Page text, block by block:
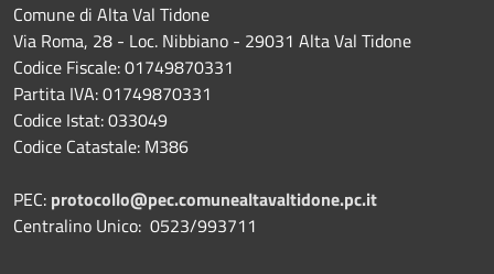
Comune di Alta Val Tidone
Via Roma, 28 - Loc. Nibbiano - 29031 Alta Val Tidone
Codice Fiscale: 01749870331
Partita IVA: 01749870331
Codice Istat: 033049
Codice Catastale: M386
PEC: protocollo@pec.comunealtavaltidone.pc.it
Centralino Unico: 0523/993711